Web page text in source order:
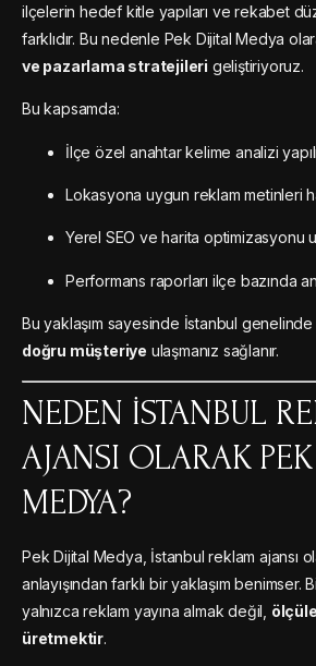
ilçelerin hedef kitle yapıları ve rekabet
farklıdır. Bu nedenle Pek Dijital Medya
ve pazarlama stratejileri geliştiriyoruz.
Bu kapsamda:
İlçe özel anahtar kelime analizi
Lokasyona uygun reklam metinleri
Yerel SEO ve harita optimizasyonu
Performans raporları ilçe bazında
Bu yaklaşım sayesinde İstanbul genelinde
doğru müşteriye ulaşmanız sağlanır.
NEDEN İSTANBUL
AJANSI OLARAK
MEDYA?
Pek Dijital Medya, İstanbul reklam ajansı
anlayışından farklı bir yaklaşım benimser.
yalnızca reklam yayına almak değil,
üretmektir.